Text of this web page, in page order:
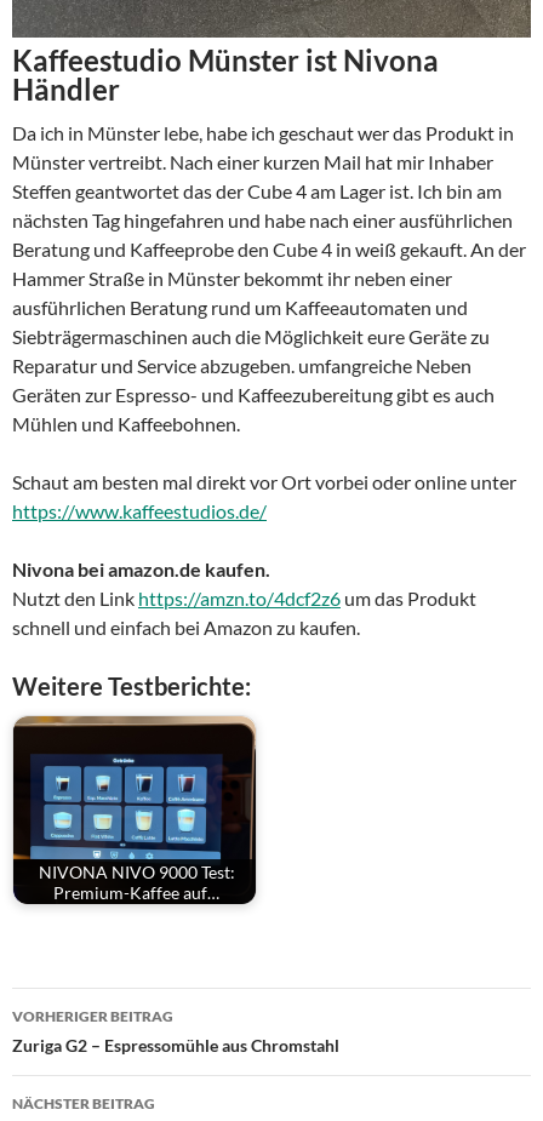
Kaffeestudio Münster ist Nivona
Händler
Da ich in Münster lebe, habe ich geschaut wer das Produkt in
Münster vertreibt. Nach einer kurzen Mail hat mir Inhaber
Steffen geantwortet das der Cube 4 am Lager ist. Ich bin am
nächsten Tag hingefahren und habe nach einer ausführlichen
Beratung und Kaffeeprobe den Cube 4 in weiß gekauft. An der
Hammer Straße in Münster bekommt ihr neben einer
ausführlichen Beratung rund um Kaffeeautomaten und
Siebträgermaschinen auch die Möglichkeit eure Geräte zu
Reparatur und Service abzugeben. umfangreiche Neben
Geräten zur Espresso- und Kaffeezubereitung gibt es auch
Mühlen und Kaffeebohnen.
Schaut am besten mal direkt vor Ort vorbei oder online unter
https://www.kaffeestudios.de/
Nivona bei amazon.de kaufen.
Nutzt den Link https://amzn.to/4dcf2z6 um das Produkt
schnell und einfach bei Amazon zu kaufen.
Weitere Testberichte:
NIVONA NIVO 9000 Test:
Premium-Kaffee auf…
Beitragsnavigation
VORHERIGER BEITRAG
Zuriga G2 – Espressomühle aus Chromstahl
NÄCHSTER BEITRAG